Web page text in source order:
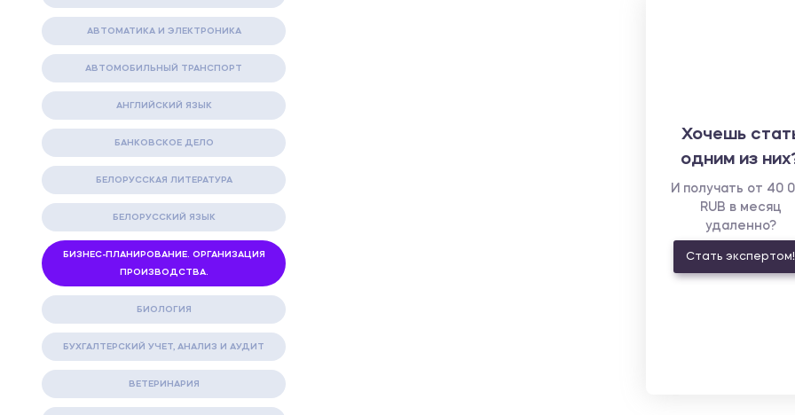
АВТОМАТИКА И ЭЛЕКТРОНИКА
АВТОМОБИЛЬНЫЙ ТРАНСПОРТ
АНГЛИЙСКИЙ ЯЗЫК
БАНКОВСКОЕ ДЕЛО
БЕЛОРУССКАЯ ЛИТЕРАТУРА
БЕЛОРУССКИЙ ЯЗЫК
БИЗНЕС-ПЛАНИРОВАНИЕ. ОРГАНИЗАЦИЯ
ПРОИЗВОДСТВА.
БИОЛОГИЯ
БУХГАЛТЕРСКИЙ УЧЕТ, АНАЛИЗ И АУДИТ
ВЕТЕРИНАРИЯ
Хочешь
одним из
И получать от 40
RUB в месяц
удаленно?
Стать экспертом!